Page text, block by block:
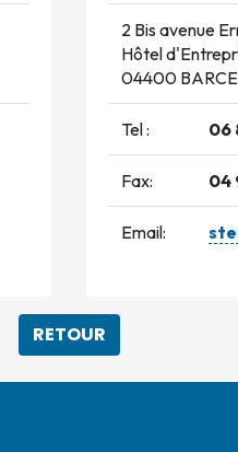
2 Bis avenue
Hôtel
04400
Tel : 06
Fax: 04
Email:
RETOUR